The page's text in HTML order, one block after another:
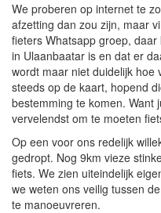
We proberen op internet te
afzetting dan zou zijn, maar
fieters Whatsapp groep,
in Ulaanbaatar is en dat er
wordt maar niet duidelijk hoe
steeds op de kaart, hopend
bestemming te komen. Want
vervelendst om te moeten
Op een voor ons redelijk
gedropt. Nog 9km vieze
fiets. We zien uiteindelijk
we weten ons veilig tussen
te manoeuvreren.